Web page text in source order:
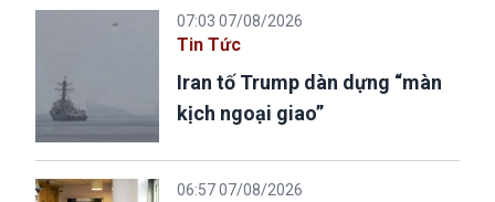
07:03 07/08/2026
Tin Tức
Iran tố Trump dàn dựng “màn
kịch ngoại giao”
06:57 07/08/2026